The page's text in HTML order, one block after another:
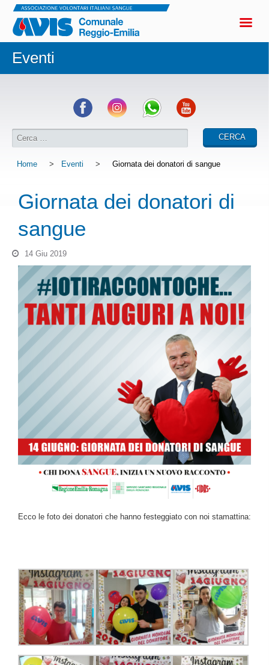
Eventi
Home > Eventi > Giornata dei donatori di sangue
Giornata dei donatori di
sangue
14 Giu 2019
Ecco le foto dei donatori che hanno festeggiato con noi stamattina: